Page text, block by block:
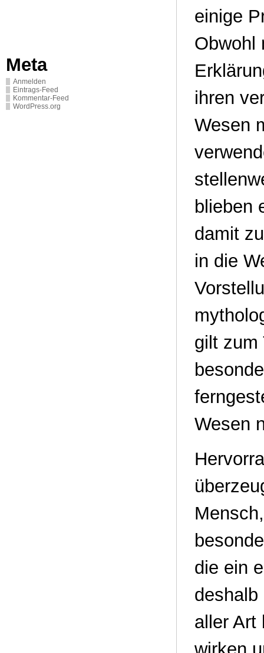
Meta
Anmelden
Eintrags-Feed
Kommentar-Feed
WordPress.org
einige
Obwohl
ihren
Wesen
blieben
damit
in die
gilt zum
Wesen
die ein
aller Art